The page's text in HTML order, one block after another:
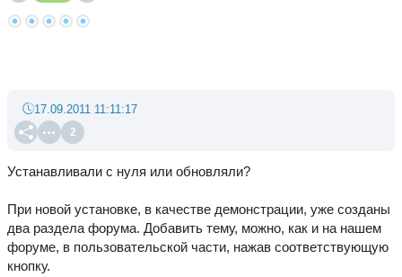
2
17.09.2011 11:11:17
Устанавливали с нуля или обновляли?
При новой установке, в качестве демонстрации, уже созданы
два раздела форума. Добавить тему, можно, как и на нашем
форуме, в пользовательской части, нажав соответствующую
кнопку.